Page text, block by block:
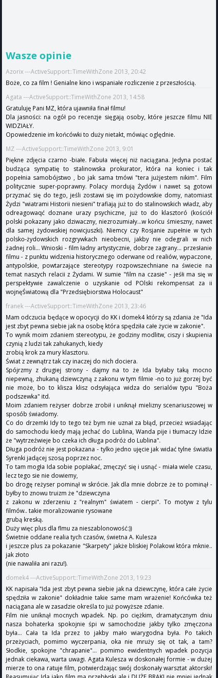
Wasze opinie
Azorix ---ActiveSupport::TimeWithZone 2013, 20:42
Boże, co za film ! Genialne kino i wspaniałe rozliczenie z przeszłością.
Agata ---ActiveSupport::TimeWithZone 2013, 14:58
Gratuluję Pani MZ, która ujawniła finał filmu!
Dla jasności: na ogół po recenzje sięgają osoby, które jeszcze filmu NIE
WIDZIAŁY.
Opowiedzenie im końcówki to duży nietakt, mówiąc oględnie.
MZ ---ActiveSupport::TimeWithZone 2013, 9:01
Piękne zdjęcia czarno -białe. Fabuła więcej niż naciągana. Jedyna postać
budząca sympatię to stalinowska prokurator, która na koniec i tak
popełnia samobójstwo , bo jak sama tmówi "tera jużjestem nikim". Film
politycznie super-poprawny. Polacy mordują Żydów i nawet są gotowi
przyznać się do tego, jeśli zostawi się im pożydowskie domy, natomiast
Żydzi "wiatrami Historii niesieni" trafiają już to do stalinowskich władz, aby
odreagowaqć doznane urazy psychiczne, już to do klasztoró (kościół
polski pokazany jako dziwaczny, niezrozumiały...w końcu śmieszny, nawet
dla samej żydowskiej nowicjuszki). Niemcy czy Rosjanie zupełnie w tych
polsko-żydowskich rozgrywkach nieobecni, jakby nie odegrali w nich
żadnej roli... Wnioski - film ładny artystycznie, dobrze zagrany... przesłanie
filmu - z punktu widzenia historycznego oderwane od realiów, wypaczone,
antypolskie, powtarzające stereotypy rozpowszechniane na świecie na
temat naszych relacii z Żydami. W sumie "film na czasie" - jeśłi ma się w
perspektywie zawalczenie o uzyskanie od POlski rekompensat za ii
wojnęŚwiatową dla "Przedsiębiorstwa Holocaust"
franek ---ActiveSupport::TimeWithZone 2013, 23:46
Mam odczucia będące w opocycji do KK i domek4 którzy są zdania że "Ida
jest zbyt pewna siebie jak na osobę która spędziła całe życie w zakonie".
To wynik moim zdaniem stereotypu, że godziny modlitw, ciszy i skupienia
czynią z ludzi tak zahukanych, kiedy
zrobią krok za mury klasztoru.
Świat z zewnątrz tak czy inaczej do nich dociera.
Spójrzmy z drugiej strony - dajmy na to że Ida byłaby taką mocno
niepewną, zhukaną dziewczyną z zakonu w tym filmie -no to już gorzej być
nie może, bo to klisza klisz odsyłająca widza do serialów typu "Boża
podszewka" itd.
Moim zdaniem reżyser dobrze zrobił i uniknął mielizny scenariuszowej w
sposób świadomy.
Co do drzemki Idy to tego też bym nie uznał za błąd, przecież wsiadając
do samochodu kiedy mają jechać do Lublina, Wanda pije i tłumaczy Idzie
że "wytrzeźwieje bo czeka ich długa podróż do Lublina".
Długa podróż nie jest pokazana - tylko jedno ujęcie jak widać tylne światła
Syrenki jadącej szosą poprzez noc.
To tam mogła Ida sobie popłakać, zmęczyć się i usnąć - miała wiele czasu,
lecz tego sie nie dowiemy,
bo drogę reżyser pominął w skrócie. Jak dla mnie dobrze że to pominął -
byłby to znowu truizm że "dziewczyna
z zakonu w zderzeniu z "realnym" światem - cierpi". To motyw z tylu
filmów.. takie moralizowanie rysowane
grubą kreską.
Duży więc plus dla flmu za nieszablonowość:))
Świetnie oddane realia tych czasów, świetna A. Kulesza
i jeszcze plus za pokazanie "Skarpety" jakże bliskiej Polakowi która mknie..
jak złoto
(nie nawaliła ani razu!).
domek4 ---ActiveSupport::TimeWithZone 2013, 19:23
KK napisała "Ida jest zbyt pewna siebie jak na dziewczynę, która całe życie
spędziła w zakonie" dokładnie takie same mam wrażenie! Końcówka też
naciągana ale w zasadzie określa to już powyższe zdanie.
Film nie uniknął mocnych wpadek. Np. po ciężkim, dramatycznym dniu
nasza bohaterka spokojnie śpi w samochodzie jakby tylko zmęczona
była... Cała ta Ida przez to jakby mało wiarygodna była. Po takich
przeżyciach, pomimo wyczerpania, oka nie mruży się ot tak, a tam?
Słodkie, spokojne "chrapanie"... pomimo ewidentnych wpadek pozycja
jednak ciekawa, warta uwagi. Agata Kulesza w doskonałej formie - w dużej
mierze to ona ratuje film, potwierdzając swój doskonały warsztat aktorski!